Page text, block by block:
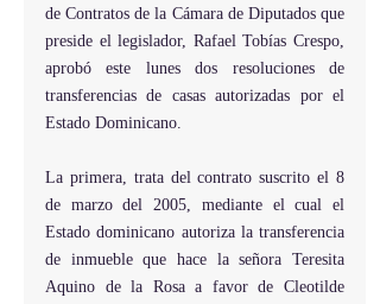
de Contratos de la Cámara de Diputados que
preside el legislador, Rafael Tobías Crespo,
aprobó este lunes dos resoluciones de
transferencias de casas autorizadas por el
Estado Dominicano.
La primera, trata del contrato suscrito el 8
de marzo del 2005, mediante el cual el
Estado dominicano autoriza la transferencia
de inmueble que hace la señora Teresita
Aquino de la Rosa a favor de Cleotilde